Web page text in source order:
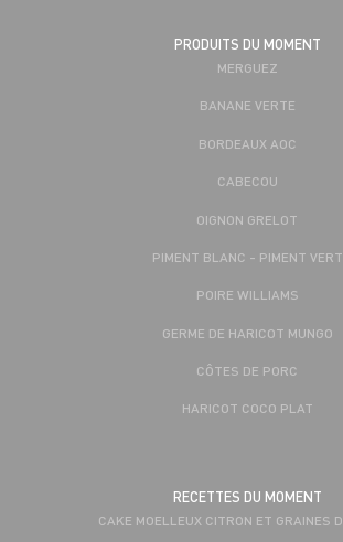
PRODUITS DU MOMENT
MERGUEZ
BANANE VERTE
BORDEAUX AOC
CABECOU
OIGNON GRELOT
PIMENT BLANC - PIMENT VERT
POIRE WILLIAMS
GERME DE HARICOT MUNGO
CÔTES DE PORC
HARICOT COCO PLAT
RECETTES DU MOMENT
CAKE MOELLEUX CITRON ET GRAINES